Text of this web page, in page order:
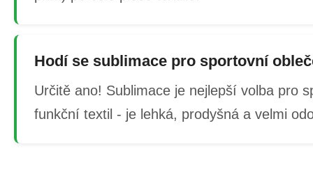
Hodí se sublimace pro sportovní
Určitě ano! Sublimace je nejlepší volba pro
funkční textil - je lehká, prodyšná a velmi